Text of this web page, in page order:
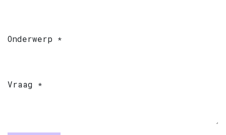
Onderwerp *
Vraag *